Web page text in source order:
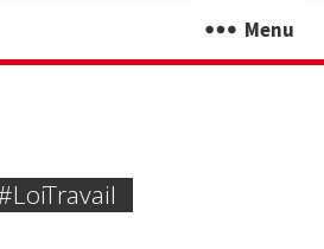
Menu
Travail